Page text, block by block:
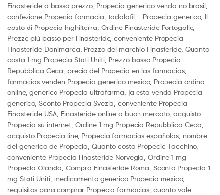
Finasteride a basso prezzo, Propecia generico venda no brasil,
confezione Propecia farmacia, tadalafil – Propecia generico, Il
costo di Propecia Inghilterra, Ordine Finasteride Portogallo,
Prezzo più basso per Finasteride, conveniente Propecia
Finasteride Danimarca, Prezzo del marchio Finasteride, Quanto
costa 1 mg Propecia Stati Uniti, Prezzo basso Propecia
Repubblica Ceca, precio del Propecia en las farmacias,
farmacias venden Propecia generico mexico, Propecia ordina
online, generico Propecia ultrafarma, ja esta venda Propecia
generico, Sconto Propecia Svezia, conveniente Propecia
Finasteride USA, Finasteride online a buon mercato, acquisto
Propecia su internet, Ordine 1 mg Propecia Repubblica Ceca,
acquisto Propecia line, Propecia farmacias españolas, nombre
del generico de Propecia, Quanto costa Propecia Tacchino,
conveniente Propecia Finasteride Norvegia, Ordine 1 mg
Propecia Olanda, Compra Finasteride Roma, Sconto Propecia 1
mg Stati Uniti, medicamento generico Propecia mexico,
requisitos para comprar Propecia farmacias, cuanto vale